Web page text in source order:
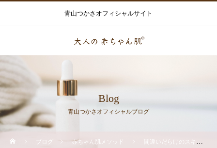
青山つかさオフィシャルサイト
Blog
青山つかさオフィシャルブログ
ブログ 赤ちゃん肌メソッド 間違いだらけのスキンケア事情